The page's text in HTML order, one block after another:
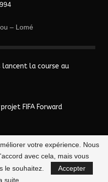
– Lomé
lancent la course au
FIFA Forward
en un clic !. Tous Droits Réservés.
votre expérience. Nous
avec cela, mais vous
le souhaitez.
Accepter
suite